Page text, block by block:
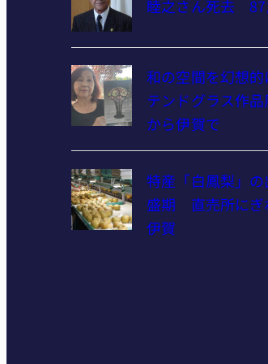
睦之さん死去
和の空間を幻想
テンドグラス作
から伊賀で
特産「白鳳梨」
盛期 直売所に
伊賀